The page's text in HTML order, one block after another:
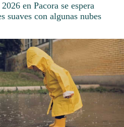
en Pacora se espera
suaves con algunas nubes